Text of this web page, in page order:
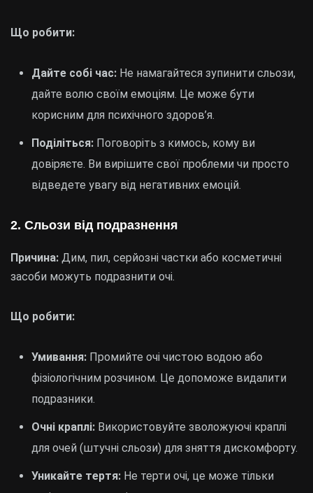
Що робити:
Дайте собі час: Не намагайтеся зупинити сльози,
дайте волю своїм емоціям. Це може бути
корисним для психічного здоров’я.
Поділіться: Поговоріть з кимось, кому ви
довіряєте. Ви вирішите свої проблеми чи просто
відведете увагу від негативних емоцій.
2. Сльози від подразнення
Причина: Дим, пил, серйозні частки або косметичні
засоби можуть подразнити очі.
Що робити:
Умивання: Промийте очі чистою водою або
фізіологічним розчином. Це допоможе видалити
подразники.
Очні краплі: Використовуйте зволожуючі краплі
для очей (штучні сльози) для зняття дискомфорту.
Уникайте тертя: Не терти очі, це може тільки